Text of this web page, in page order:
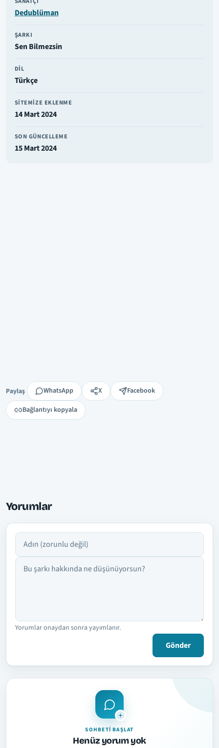
Dedublüman
ŞARKI
Sen Bilmezsin
DIL
Türkçe
SITEMIZE EKLENME
14 Mart 2024
SON GÜNCELLEME
15 Mart 2024
Paylaş
Paylaş WhatsApp X
Facebook
Bağlantıyı kopyala
Yorumlar
Adın
Yorumun
Yorumlar onaydan sonra yayımlanır.
Gönder
SOHBETI BAŞLAT
Henüz yorum yok